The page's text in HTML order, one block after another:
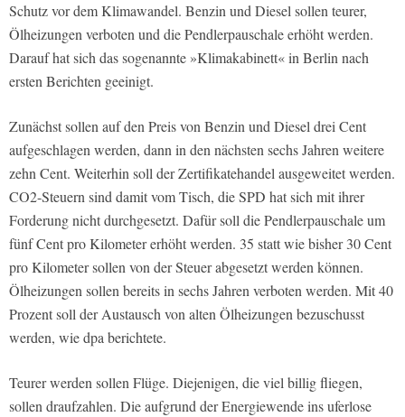
Schutz vor dem Klimawandel. Benzin und Diesel sollen teurer,
Ölheizungen verboten und die Pendlerpauschale erhöht werden.
Darauf hat sich das sogenannte »Klimakabinett« in Berlin nach
ersten Berichten geeinigt.
Zunächst sollen auf den Preis von Benzin und Diesel drei Cent
aufgeschlagen werden, dann in den nächsten sechs Jahren weitere
zehn Cent. Weiterhin soll der Zertifikatehandel ausgeweitet werden.
CO2-Steuern sind damit vom Tisch, die SPD hat sich mit ihrer
Forderung nicht durchgesetzt. Dafür soll die Pendlerpauschale um
fünf Cent pro Kilometer erhöht werden. 35 statt wie bisher 30 Cent
pro Kilometer sollen von der Steuer abgesetzt werden können.
Ölheizungen sollen bereits in sechs Jahren verboten werden. Mit 40
Prozent soll der Austausch von alten Ölheizungen bezuschusst
werden, wie dpa berichtete.
Teurer werden sollen Flüge. Diejenigen, die viel billig fliegen,
sollen draufzahlen. Die aufgrund der Energiewende ins uferlose